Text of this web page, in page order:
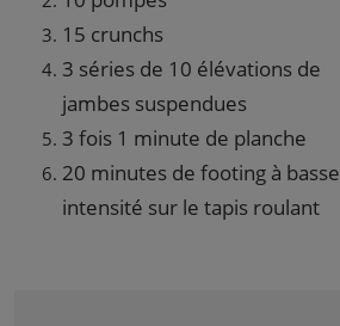
15 crunchs
3 séries de 10 élévations de
jambes suspendues
3 fois 1 minute de planche
20 minutes de footing à basse
intensité sur le tapis roulant